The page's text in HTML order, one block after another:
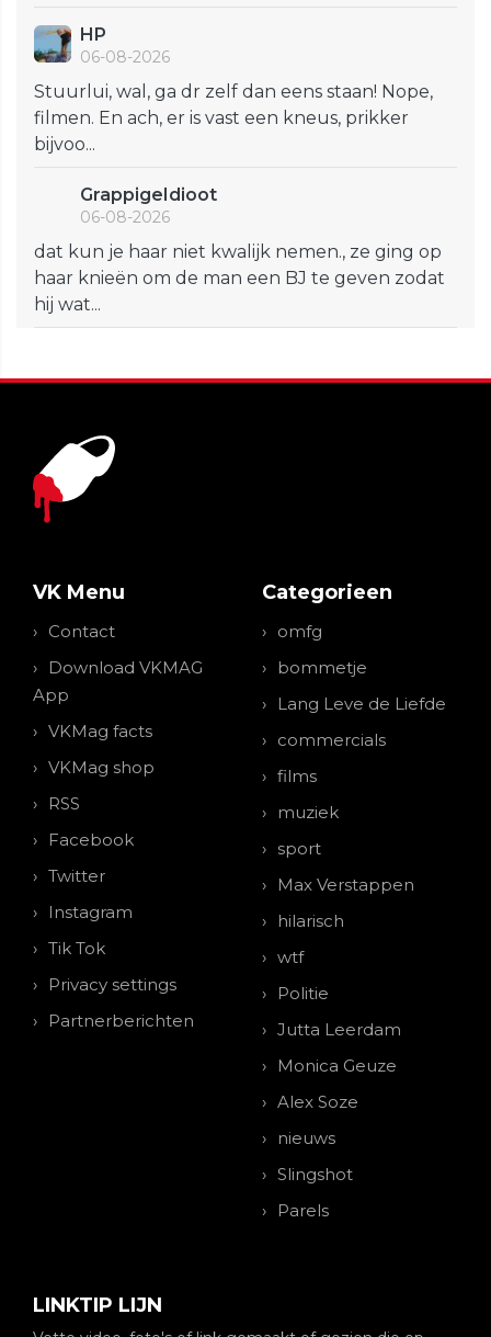
HP
06-08-2026
Stuurlui, wal, ga dr zelf dan eens staan! Nope,
filmen. En ach, er is vast een kneus, prikker
bijvoo...
GrappigeIdioot
06-08-2026
dat kun je haar niet kwalijk nemen., ze ging op
haar knieën om de man een BJ te geven zodat
hij wat...
VK Menu
Contact
Download VKMAG
App
VKMag facts
VKMag shop
RSS
Facebook
Twitter
Instagram
Tik Tok
Privacy settings
Partnerberichten
Categorieen
omfg
bommetje
Lang Leve de Liefde
commercials
films
muziek
sport
Max Verstappen
hilarisch
wtf
Politie
Jutta Leerdam
Monica Geuze
Alex Soze
nieuws
Slingshot
Parels
LINKTIP LIJN